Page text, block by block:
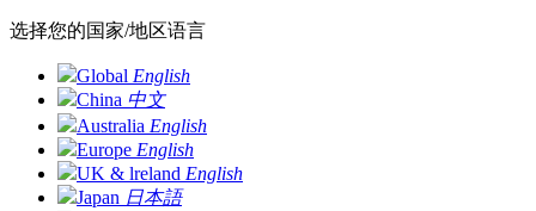
选择您的国家/地区语言
Global English
China 中文
Australia English
Europe English
UK & lreland English
Japan 日本語